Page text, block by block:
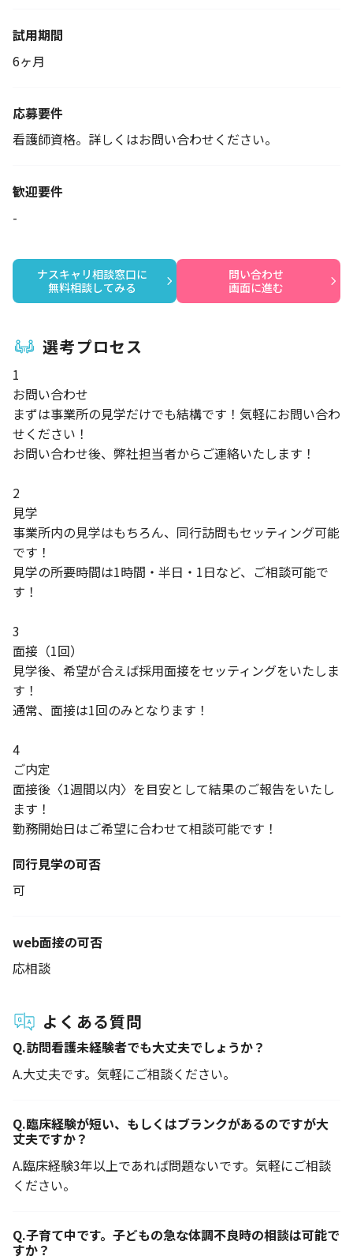
試用期間
6ヶ月
応募要件
看護師資格。詳しくはお問い合わせください。
歓迎要件
-
ナスキャリ相談窓口に
無料相談してみる
問い合わせ
画面に進む
選考プロセス
1
お問い合わせ
まずは事業所の見学だけでも結構です！気軽にお問い合わ
せください！
お問い合わせ後、弊社担当者からご連絡いたします！
2
見学
事業所内の見学はもちろん、同行訪問もセッティング可能
です！
見学の所要時間は1時間・半日・1日など、ご相談可能で
す！
3
面接（1回）
見学後、希望が合えば採用面接をセッティングをいたしま
す！
通常、面接は1回のみとなります！
4
ご内定
面接後〈1週間以内〉を目安として結果のご報告をいたし
ます！
勤務開始日はご希望に合わせて相談可能です！
同行見学の可否
可
web面接の可否
応相談
よくある質問
Q.訪問看護未経験者でも大丈夫でしょうか？
A.大丈夫です。気軽にご相談ください。
Q.臨床経験が短い、もしくはブランクがあるのですが大
丈夫ですか？
A.臨床経験3年以上であれば問題ないです。気軽にご相談
ください。
Q.子育て中です。子どもの急な体調不良時の相談は可能で
すか？